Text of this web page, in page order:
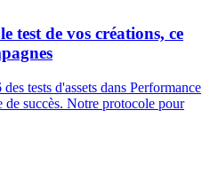
test de vos créations, ce
tests d'assets dans Performance
succès. Notre protocole pour